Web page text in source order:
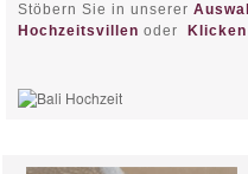
Stöbern Sie in unserer
Hochzeitsvillen oder